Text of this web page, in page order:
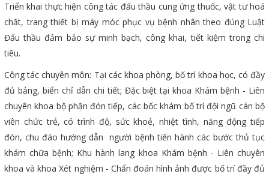
Triển khai thực hiện công tác đấu thầu cung ứng thuốc, vật tư hoá
chất, trang thiết bị máy móc phục vụ bệnh nhân theo đúng Luật
Đấu thầu đảm bảo sự minh bạch, công khai, tiết kiệm trong chi
tiêu.
Công tác chuyên môn: Tại các khoa phòng, bố trí khoa học, có đầy
đủ bảng, biển chỉ dẫn chi tiết; Đặc biệt tại khoa Khám bệnh - Liên
chuyên khoa bộ phận đón tiếp, các bốc khám bố trí đội ngũ cán bộ
viên chức trẻ, có trình độ, sức khoẻ, nhiệt tình, năng động tiếp
đón, chu đáo hướng dẫn người bệnh tiến hành các bước thủ tục
khám chữa bệnh; Khu hành lang khoa Khám bệnh - Liên chuyên
khoa và khoa Xét nghiệm - Chẩn đoán hình ảnh được bố trí đầy đủ